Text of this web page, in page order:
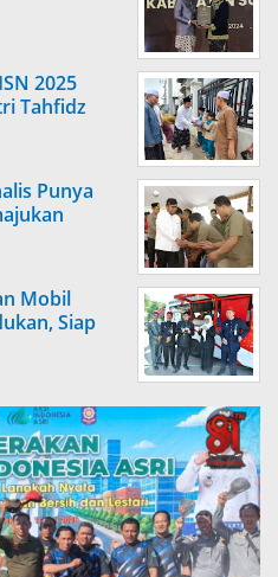
2025
Tahfidz
Punya
Mobil
Siap